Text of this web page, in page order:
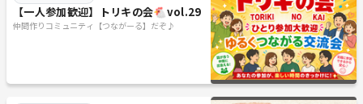
【一人参加歓迎】トリキの会🐔vol.29
仲間作りコミュニティ【つながーる】だぞ♪